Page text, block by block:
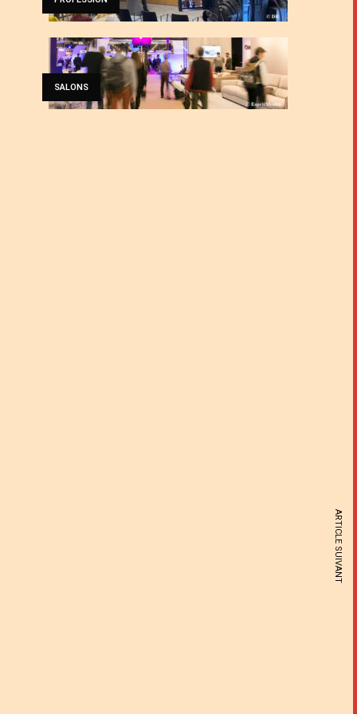
SALONS
ARTICLE SUIVANT